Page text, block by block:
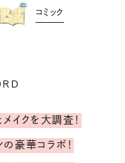
コミック
イクを大調査！
豪華コラボ！